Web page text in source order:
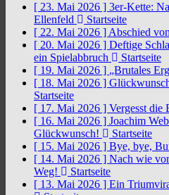
[ 23. Mai 2026 ] 3er-Kette:
Ellenfeld
Startseite
[ 22. Mai 2026 ] Abschied
[ 20. Mai 2026 ] Deftige
ein Spielabbruch
Startseite
[ 19. Mai 2026 ] „Brutales
[ 18. Mai 2026 ]
Startseite
[ 17. Mai 2026 ] Vergesst die
[ 16. Mai 2026 ] Joachim
Glückwunsch!
Startseite
[ 15. Mai 2026 ] Bye, bye,
[ 14. Mai 2026 ] Nach wie
Weg!
Startseite
[ 13. Mai 2026 ] Ein